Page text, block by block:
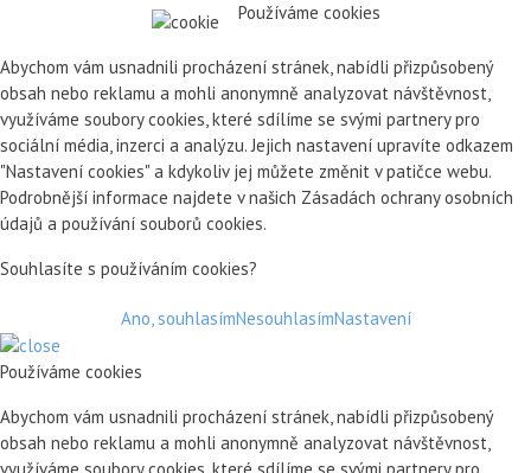
Používáme cookies
Abychom vám usnadnili procházení stránek, nabídli přizpůsobený
obsah nebo reklamu a mohli anonymně analyzovat návštěvnost,
využíváme soubory cookies, které sdílíme se svými partnery pro
sociální média, inzerci a analýzu. Jejich nastavení upravíte odkazem
"Nastavení cookies" a kdykoliv jej můžete změnit v patičce webu.
Podrobnější informace najdete v našich Zásadách ochrany osobních
údajů a používání souborů cookies.
Souhlasíte s používáním cookies?
Ano, souhlasímNesouhlasímNastavení
Používáme cookies
Abychom vám usnadnili procházení stránek, nabídli přizpůsobený
obsah nebo reklamu a mohli anonymně analyzovat návštěvnost,